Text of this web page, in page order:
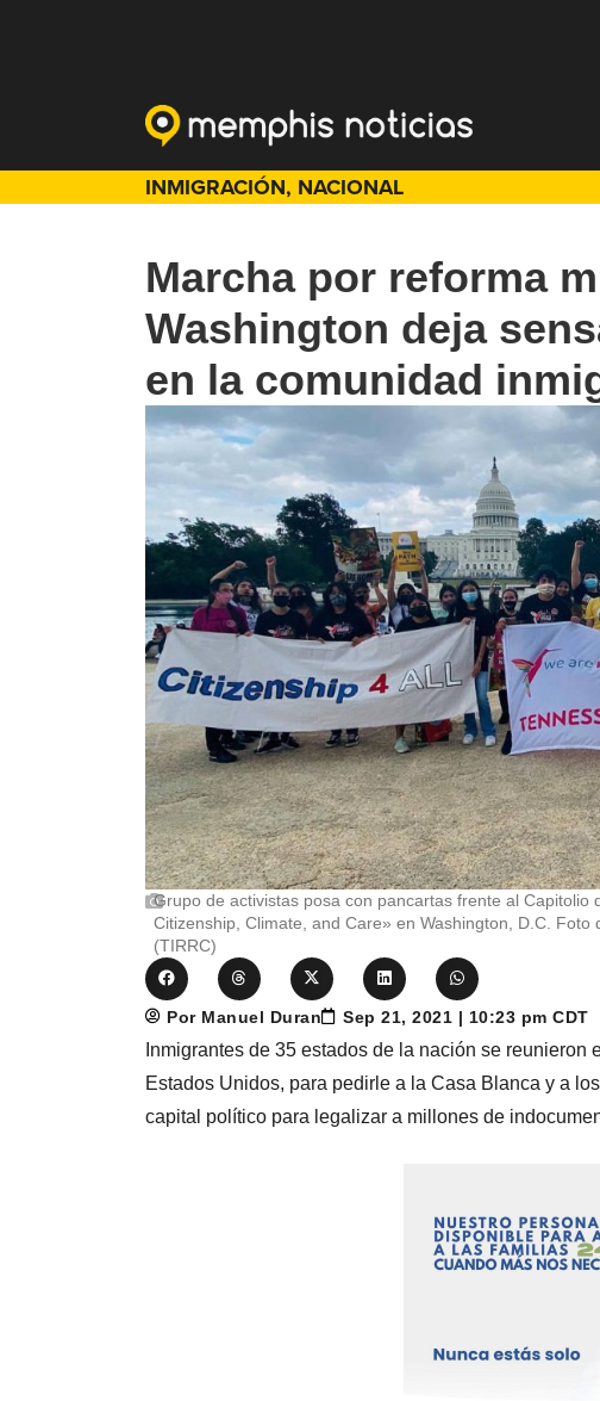
INMIGRACIÓN, NACIONAL
Marcha por reforma
Washington deja
en la comunidad
Grupo de activistas posa con pancartas frente al
Citizenship, Climate, and Care» en Washington, D.C.
(TIRRC)
Por Manuel Duran Sep 21, 2021 | 10:23 pm CDT
Inmigrantes de 35 estados de la nación se
Estados Unidos, para pedirle a la Casa Blanca y a
capital político para legalizar a millones de